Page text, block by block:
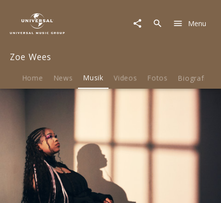
Musik
Sorry
Drama
Menu
Zoe Wees
Home News Musik Videos Fotos Biografie